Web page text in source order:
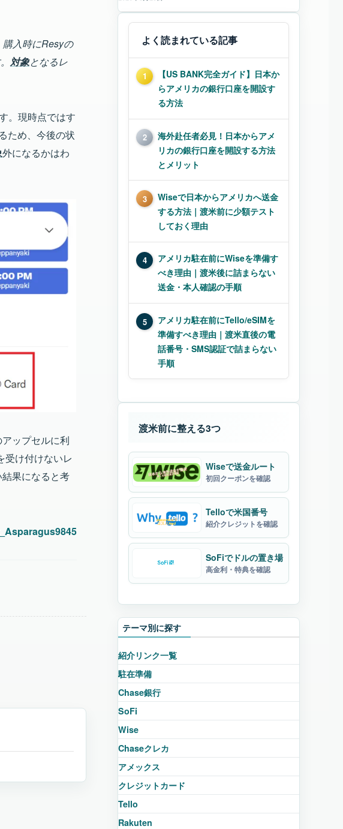
入時にResyの
対象となるレ
。現時点ではす
ため、今後の状
外になるかはわ
ップセルに利
受け付けないレ
果になると考
よく読まれている記事
1
【US BANK完全ガイド】日本か
らアメリカの銀行口座を開設す
る方法
2
海外赴任者必見！日本からアメ
リカの銀行口座を開設する方法
とメリット
3
Wiseで日本からアメリカへ送金
する方法｜渡米前に少額テスト
しておく理由
4
アメリカ駐在前にWiseを準備す
べき理由｜渡米後に詰まらない
送金・本人確認の手順
5
アメリカ駐在前にTello/eSIMを
準備すべき理由｜渡米直後の電
話番号・SMS認証で詰まらない
手順
渡米前に整える3つ
Wiseで送金ルート
初回クーポンを確認
Telloで米国番号
紹介クレジットを確認
SoFiでドルの置き場
高金利・特典を確認
テーマ別に探す
紹介リンク一覧
駐在準備
Chase銀行
SoFi
Wise
Chaseクレカ
アメックス
クレジットカード
Tello
Rakuten